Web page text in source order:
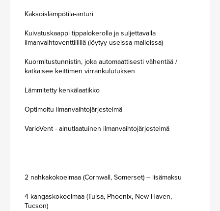
Kaksoislämpötila-anturi
Kuivatuskaappi tippalokerolla ja suljettavalla
ilmanvaihtoventtiilillä (löytyy useissa malleissa)
Kuormitustunnistin, joka automaattisesti vähentää /
katkaisee keittimen virrankulutuksen
Lämmitetty kenkälaatikko
Optimoitu ilmanvaihtojärjestelmä
VarioVent - ainutlaatuinen ilmanvaihtojärjestelmä
2 nahkakokoelmaa (Cornwall, Somerset) – lisämaksu
4 kangaskokoelmaa (Tulsa, Phoenix, New Haven,
Tucson)